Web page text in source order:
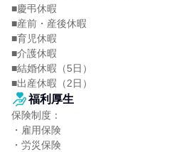
■慶弔休暇
■産前・産後休暇
■育児休暇
■介護休暇
■結婚休暇（5日）
■出産休暇（2日）
福利厚生
保険制度：
・雇用保険
・労災保険